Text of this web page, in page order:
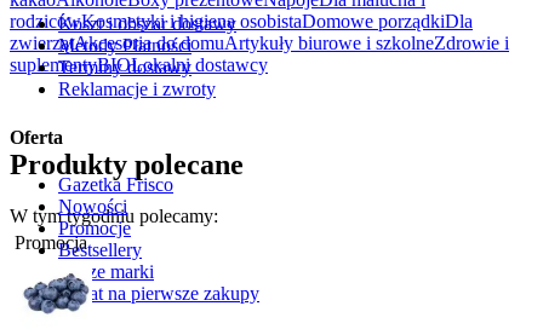
rodzicówKosmetyki i higiena osobistaDomowe porządkiDla
zwierzątAkcesoria do domuArtykuły biurowe i szkolneZdrowie i
suplementyBIOLokalni dostawcy
Produkty polecane
W tym tygodniu polecamy:
Promocja
Koszt i obszar dostawy
Metody Płatności
Terminy dostawy
Reklamacje i zwroty
Oferta
Gazetka Frisco
Nowości
Promocje
Bestsellery
Nasze marki
Rabat na pierwsze zakupy